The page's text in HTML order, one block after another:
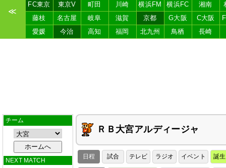
≪
FC東京
東京V 町田 川崎 横浜FM 横浜FC 湘南
藤枝
名古屋 岐阜 滋賀 京都 G大阪 C大阪
愛媛
今治 高知 福岡 北九州 鳥栖 長崎
チーム
NEXT MATCH
ＲＢ大宮アルディージャ
日程 試合 テレビ ラジオ イベント 誕